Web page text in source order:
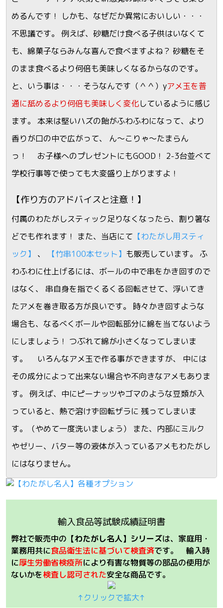
めるんです！ しかも、なぜだか異常においしい・・・
不思議です。 例えば、砂糖だけ食べる子供はいなくて
も、綿菓子ならみんな喜んで食べますよね？ 砂糖をそ
のまま食べるより何倍も美味しくなるからなのです。
と、いう事は・・・そうなんです（＾＾）yアメ玉を普
通に舐めるより何倍も美味しく変化しているように感じ
ます。 本来は堅いハズの飴がふわふわになって、より
香りが口の中で広がって、 ん～こりゃ～たまらん
っ！ お子様へのプレゼントにもGOOD！ 2-3台並べて
学校行事等で使っても大変盛り上がりますよ！
【作り方のアドバイスと注意！】
付属のわたがしスティック足りなくなったら、割り箸な
どでも作れます！ また、当店にて 【わたがし用スティ
ック】
、 【竹串100本セット】 も販売しています。 ふ
わふわに仕上げるには、ボールの中で串をかき回すので
はなく、 串自身を指でくるくる回転させて、浮いてき
たアメを巻き取る方が良いです。 時々かき回すような
場合も、なるべくボールや回転部分に綿を当てないよう
にしましょう！ つぶれて綿が小さくなってしまいま
す。 いろんなアメ玉で作る事ができますが、 中には
その成分によって出来ない場合や不向きなアメもありま
す。 例えば、中にピーナッツやゴマのような豆類が入
っていると、熱で溶けず回転ザラに 残ってしまいま
す。（やめて一度洗いましょう） また、内部にミルク
やゼリー、バター等の液体が入っているアメもわたがし
にはなりません。
輸入食品等試験成績証明書
弊社で販売中の 【わたがし名人】シリーズは、家庭用・
業務用共に食品衛生法に基づいて検査済です。 輸入時
に厚生労働省検疫所により有害な物質等の部品の使用が
ないかを検査し認可された安全な商品です。
↑クリックで拡大↑